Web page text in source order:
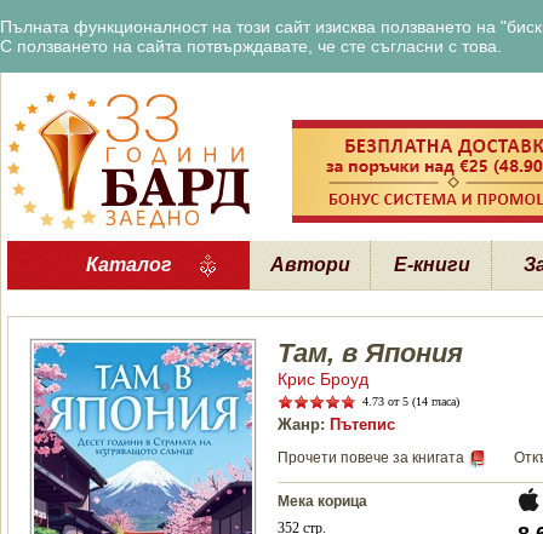
Пълната функционалност на този сайт изисква ползването на
С ползването на сайта потвърждавате, че сте съгласни с това.
Каталог Автори Е-книги
Там, в Япония
Крис Броуд
4.73 от 5 (14 гласа)
Жанр: Пътепис
Прочети повече за книгата
Мека корица
352 стр.